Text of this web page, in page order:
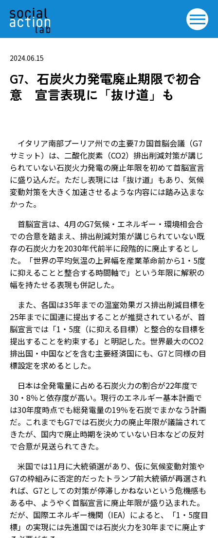
2024.06.15
G7、石炭火力発電廃止期限で初合
意 宣言表現に「抜け道」も
イタリア南部プーリア州での主要7カ国首脳会議（G7
サミット）は、二酸化炭素（CO2）排出削減対策が講じ
られていない石炭火力発電の廃止年限を初めて首脳宣言
に盛り込んだ。ただし表現には「抜け道」もあり、気候
変動対策を大きく加速させるような内容には踏み込まな
かった。
首脳宣言は、4月のG7気候・エネルギー・環境相会合
での合意を踏まえ、排出削減対策が講じられていない既
存の石炭火力を2030年代前半に段階的に廃止するとし
た。「世界の平均気温の上昇幅を産業革命前から1・5度
に抑えることと整合する時間軸で」という年限に解釈の
幅を持たせる表現も併記した。
また、各国は35年までの温室効果ガス排出削減目標を
25年までに国連に提出することが推奨されているが、首
脳宣言では「1・5度（に抑える目標）と整合的な目標を
提出することを約束する」と明記した。世界最大のCO2
排出国・中国などを含む主要経済国にも、G7と同様の目
標設定を求めるとした。
日本は全発電量に占める石炭火力の割合が22年度で
30・8％と依存度が高い。現行のエネルギー基本計画で
は30年度時点でも総発電量の19％を石炭でまかなう計画
だ。これまでもG7では石炭火力の廃止年限が議論されて
きたが、国内で廃止時期を決めていない日本などの反対
で合意が見送られてきた。
米国では11月に大統領選があり、仮に気候変動対策や
G7の枠組みに否定的だったトランプ前大統領が再選され
れば、G7としての対策が停滞しかねないという危機感も
ある中、ようやく首脳宣言に廃止年限が盛り込まれた。
だが、国際エネルギー機関（IEA）によると、「1・5度目
標」の実現には先進国では石炭火力を30年までに廃止す